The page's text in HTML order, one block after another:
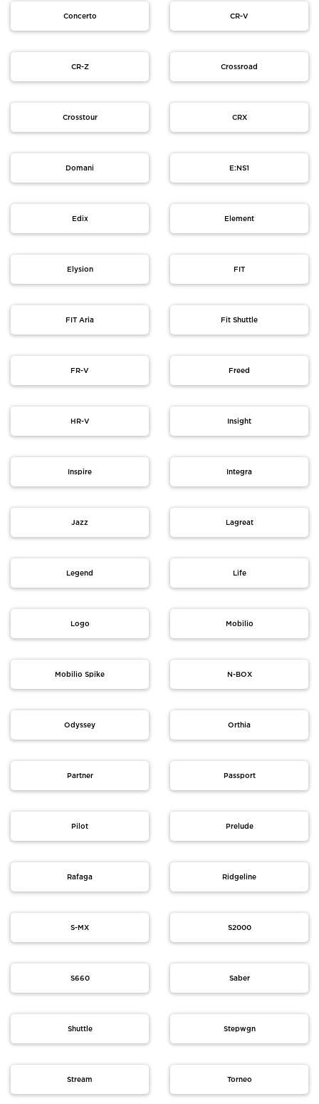
Concerto CR-V
CR-Z Crossroad
Crosstour CRX
Domani E:NS1
Edix Element
Elysion FIT
FIT Aria Fit Shuttle
FR-V Freed
HR-V Insight
Inspire Integra
Jazz Lagreat
Legend Life
Logo Mobilio
Mobilio Spike N-BOX
Odyssey Orthia
Partner Passport
Pilot Prelude
Rafaga Ridgeline
S-MX S2000
S660 Saber
Shuttle Stepwgn
Stream Torneo